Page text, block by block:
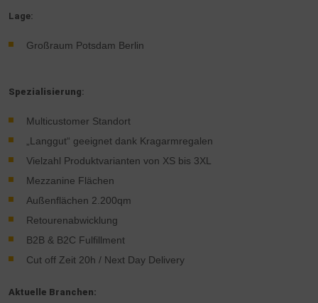
Lage:
Großraum Potsdam Berlin
Spezialisierung:
Multicustomer Standort
„Langgut“ geeignet dank Kragarmregalen
Vielzahl Produktvarianten von XS bis 3XL
Mezzanine Flächen
Außenflächen 2.200qm
Retourenabwicklung
B2B & B2C Fulfillment
Cut off Zeit 20h / Next Day Delivery
Aktuelle Branchen: